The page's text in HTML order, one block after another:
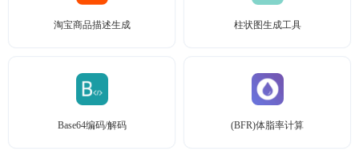
淘宝商品描述生成 柱状图生成工具
Base64编码/解码 (BFR)体脂率计算